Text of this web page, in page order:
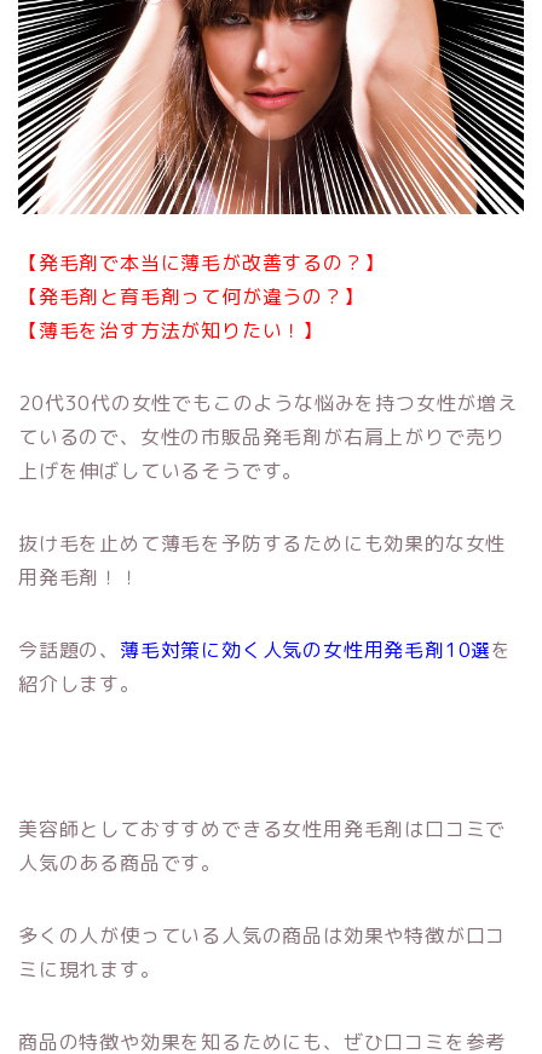
【発毛剤で本当に薄毛が改善するの？】
【発毛剤と育毛剤って何が違うの？】
【薄毛を治す方法が知りたい！】
20代30代の女性でもこのような悩みを持つ女性が増え
ているので、女性の市販品発毛剤が右肩上がりで売り
上げを伸ばしているそうです。
抜け毛を止めて薄毛を予防するためにも効果的な女性
用発毛剤！！
今話題の、 薄毛対策に効く人気の女性用発毛剤10選を
紹介します。
美容師としておすすめできる女性用発毛剤は口コミで
人気のある商品です。
多くの人が使っている人気の商品は効果や特徴が口コ
ミに現れます。
商品の特徴や効果を知るためにも、ぜひ口コミを参考